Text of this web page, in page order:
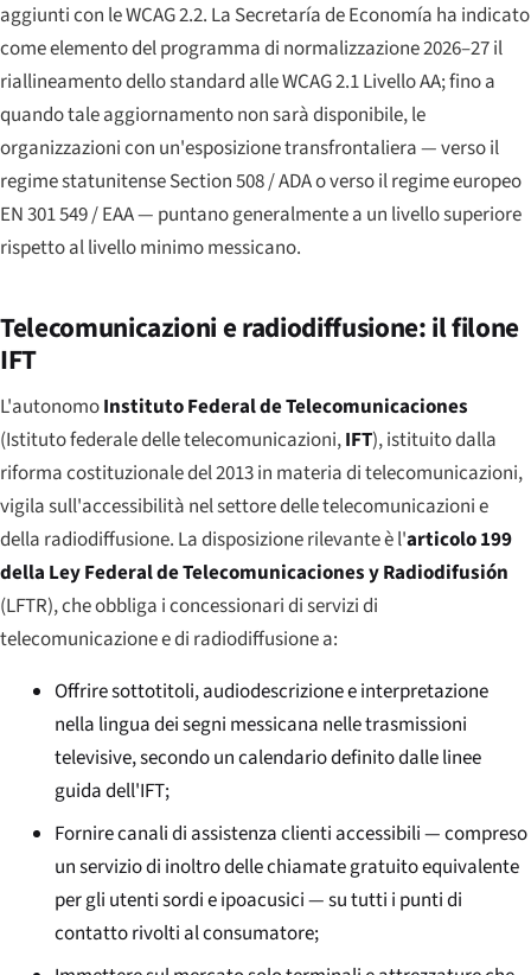
aggiunti con le WCAG 2.2. La Secretaría de Economía ha indicato
come elemento del programma di normalizzazione 2026–27 il
riallineamento dello standard alle WCAG 2.1 Livello AA; fino a
quando tale aggiornamento non sarà disponibile, le
organizzazioni con un'esposizione transfrontaliera — verso il
regime statunitense Section 508 / ADA o verso il regime europeo
EN 301 549 / EAA — puntano generalmente a un livello superiore
rispetto al livello minimo messicano.
Telecomunicazioni e radiodiffusione: il filone
IFT
L'autonomoInstituto Federal de Telecomunicaciones
(Istituto federale delle telecomunicazioni,IFT), istituito dalla
riforma costituzionale del 2013 in materia di telecomunicazioni,
vigila sull'accessibilità nel settore delle telecomunicazioni e
della radiodiffusione. La disposizione rilevante è l'articolo 199
della Ley Federal de Telecomunicaciones y Radiodifusión
(LFTR), che obbliga i concessionari di servizi di
telecomunicazione e di radiodiffusione a:
Offrire sottotitoli, audiodescrizione e interpretazione
nella lingua dei segni messicana nelle trasmissioni
televisive, secondo un calendario definito dalle linee
guida dell'IFT;
Fornire canali di assistenza clienti accessibili — compreso
un servizio di inoltro delle chiamate gratuito equivalente
per gli utenti sordi e ipoacusici — su tutti i punti di
contatto rivolti al consumatore;